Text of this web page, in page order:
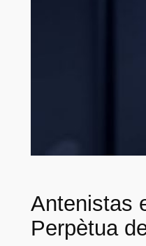
Antenistas
Perpètua